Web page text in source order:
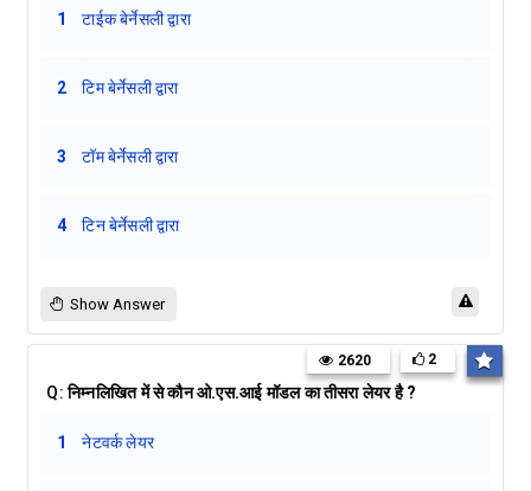
1 टाईक बेर्नेसली द्वारा
2 टिम बेर्नेसली द्वारा
3 टॉम बेर्नेसली द्वारा
4 टिन बेर्नेसली द्वारा
Show Answer
Q:निम्नलिखित में से कौन ओ.एस.आई मॉडल का तीसरा लेयर है ?
2620 2
1 नेटवर्क लेयर